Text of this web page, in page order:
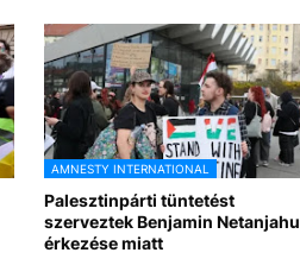
AMNESTY INTERNATIONAL
Palesztinpárti tüntetést
szerveztek Benjamin Netanjahu
érkezése miatt